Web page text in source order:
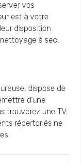
vos
est à votre
disposition
à sec,
dispose de
d’une
trouverez une TV.
répertoriés ne